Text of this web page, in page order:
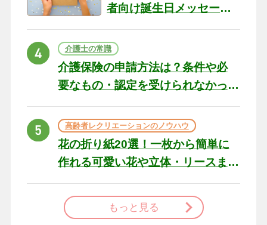
者向け誕生日メッセージ
ト
介護士の常識
介護保険の申請方法は？条件や必
要なもの・認定を受けられなかっ
高齢者レクリエーションのノウハウ
花の折り紙20選！一枚から簡単に
作れる可愛い花や立体・リースま
もっと見る